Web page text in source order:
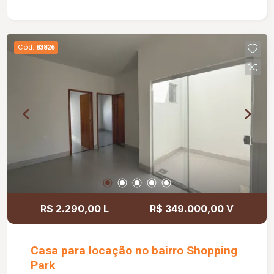
Cód. 83826
R$ 2.290,00 L R$ 349.000,00 V
Casa para locação no bairro Shopping
Park